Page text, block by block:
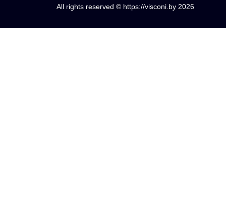
All rights reserved © https://visconi.by 2026